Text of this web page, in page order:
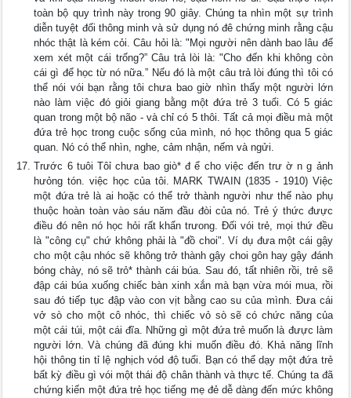
toàn bộ quy trình này trong 90 giây. Chúng ta nhìn một sự trình
diễn tuyệt đối thông minh và sử dụng nó đê chứng minh rằng cậu
nhóc thật là kém cỏi. Câu hỏi là: "Mọi người nên dành bao lâu để
xem xét một cái trống?” Câu trả lòi là: "Cho đến khi không còn
cái gì để học từ nó nữa.” Nếu đó là một câu trả lòi đúng thì tôi có
thể nói vói bạn rằng tôi chưa bao giờ nhìn thấy một người lớn
nào làm việc đó giỏi giang bằng một đứa trẻ 3 tuổi. Có 5 giác
quan trong một bộ não - và chỉ có 5 thôi. Tất cả mọi điều mà một
đứa trẻ học trong cuộc sống của mình, nó học thông qua 5 giác
quan. Nó có thể nhìn, nghe, cảm nhận, nếm và ngửi.
Trước 6 tuôi Tôỉ chưa bao giò* đ ể cho việc đến trư ờ n g ảnh
hưỏng tón. việc học của tôi. MARK TWAIN (1835 - 1910) Việc
một đứa trẻ là ai hoặc có thể trở thành người như thế nào phụ
thuộc hoàn toàn vào sáu năm đầu đòi của nó. Trẻ ý thức đưực
điều đó nên nó học hỏi rất khẩn trưong. Đối vói trẻ, mọi thứ đều
là "công cụ" chứ không phải là "đồ choi". Ví dụ đưa một cái gậy
cho một cậu nhóc sẽ không trở thành gậy choi gôn hay gậy đánh
bóng chày, nó sẽ trỏ* thành cái búa. Sau đó, tất nhiên rồi, trẻ sẽ
đập cái búa xuống chiếc bàn xinh xắn mà bạn vừa mói mua, rồi
sau đó tiếp tục đập vào con vịt bằng cao su của mình. Đưa cái
vở sò cho một cô nhóc, thì chiếc vỏ sò sẽ có chức năng của
một cái túi, một cái đĩa. Những gì một đứa trẻ muốn là đưực làm
người lớn. Và chúng đã đúng khi muốn điều đó. Khả năng lĩnh
hội thông tin tỉ lệ nghịch vód độ tuổi. Bạn có thể dạy một đứa trẻ
bất kỳ điều gì vói một thái độ chân thành và thực tế. Chúng ta đã
chứng kiến một đứa trẻ học tiếng mẹ đẻ dễ dàng đến mức không